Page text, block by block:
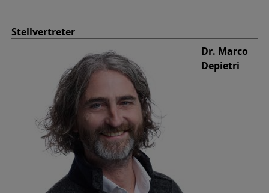
Stellvertreter
Dr. Marco
Depietri